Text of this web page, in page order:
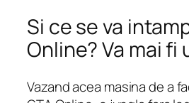
Si ce se va
Online? Va mai fi
Vazand acea masina de a